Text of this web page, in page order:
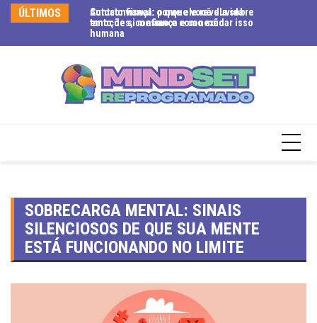
ÚLTIMOS
Contato visual: o que ele revela sobre
emoções, confiança e conexão
humana
Autoconfiança: porque você duvida
tanto de si mesmo e como mudar isso
SOBRECARGA MENTAL: SINAIS
SILENCIOSOS DE QUE SUA MENTE
ESTÁ FUNCIONANDO NO LIMITE